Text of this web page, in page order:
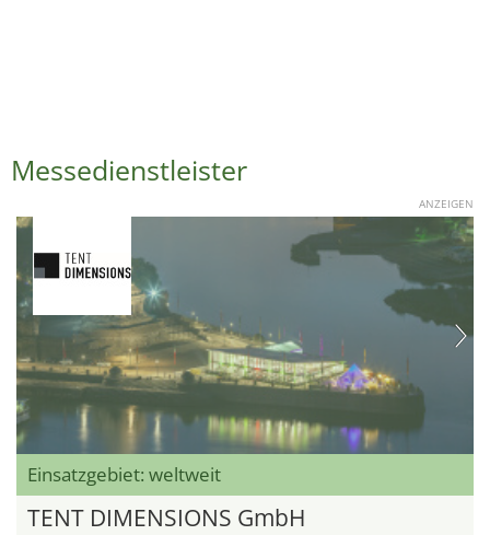
Messedienstleister
ANZEIGEN
Einsatzgebiet: weltweit
TENT DIMENSIONS GmbH